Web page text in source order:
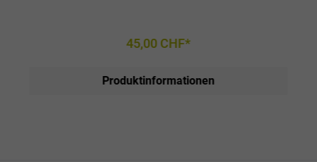
45,00 CHF*
Produktinformationen